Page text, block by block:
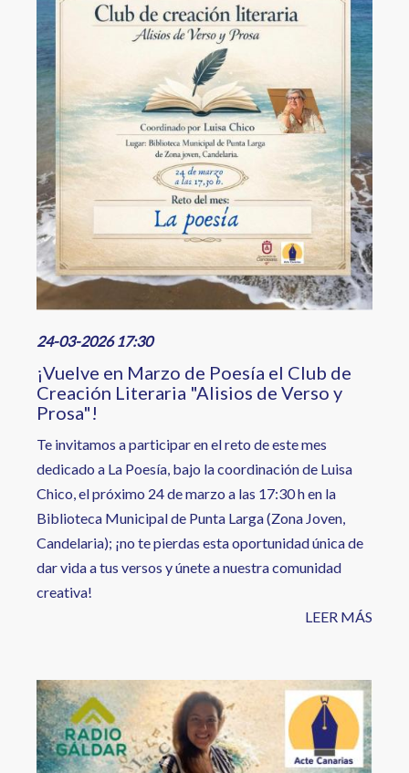
24-03-2026 17:30
¡Vuelve en Marzo de Poesía el Club de
Creación Literaria "Alisios de Verso y
Prosa"!
Te invitamos a participar en el reto de este mes
dedicado a La Poesía, bajo la coordinación de Luisa
Chico, el próximo 24 de marzo a las 17:30 h en la
Biblioteca Municipal de Punta Larga (Zona Joven,
Candelaria); ¡no te pierdas esta oportunidad única de
dar vida a tus versos y únete a nuestra comunidad
creativa!
LEER MÁS
Image